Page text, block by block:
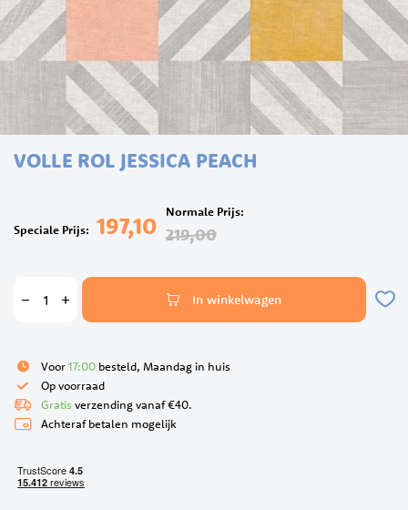
naar
de
VOLLE ROL JESSICA PEACH
Speciale Prijs 197,10 Normale Prijs
219,00
In winkelwagen
Voor17:00 besteld, Maandag in huis
Op voorraad
Gratis verzending vanaf €40.
Achteraf betalen mogelijk